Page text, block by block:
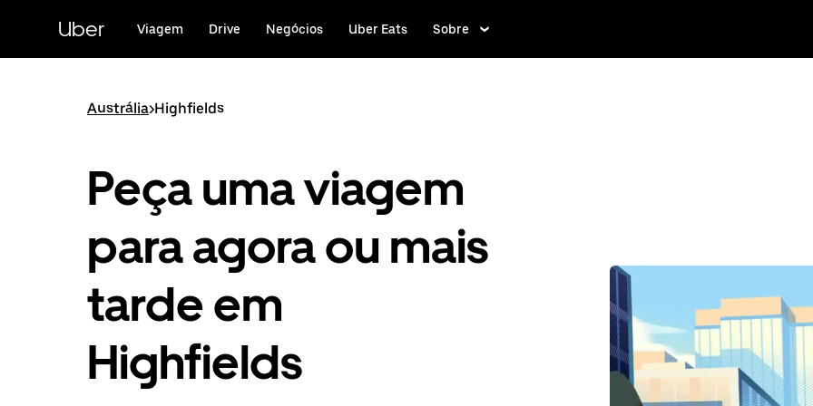
conteúdo
Uber Viagem Drive Negócios Uber Eats Sobre
Austrália>Highfields
Peça uma viagem
para agora ou mais
tarde em
Highfields